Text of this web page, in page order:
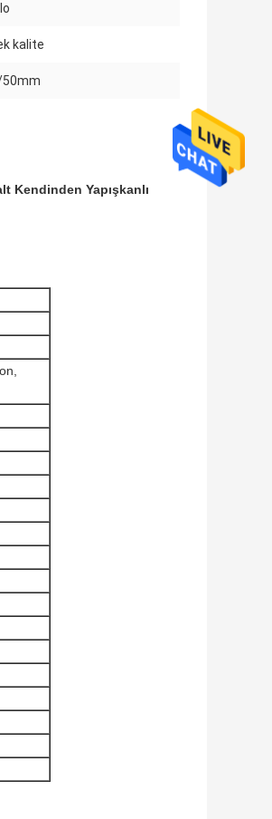
kalite
50mm
Kendinden Yapışkanlı